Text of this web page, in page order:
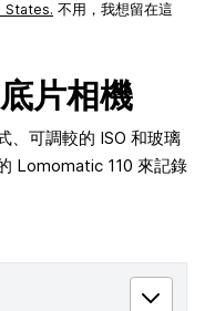
States. 不用，我想留在這
片相機
、可調較的 ISO 和玻璃
Lomomatic 110 來記錄